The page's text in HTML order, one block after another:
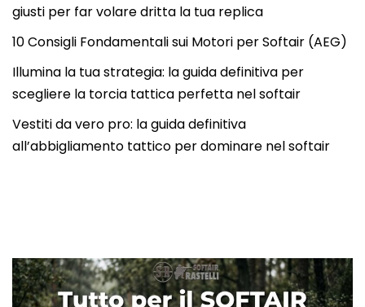
giusti per far volare dritta la tua replica
10 Consigli Fondamentali sui Motori per Softair (AEG)
Illumina la tua strategia: la guida definitiva per
scegliere la torcia tattica perfetta nel softair
Vestiti da vero pro: la guida definitiva
all’abbigliamento tattico per dominare nel softair